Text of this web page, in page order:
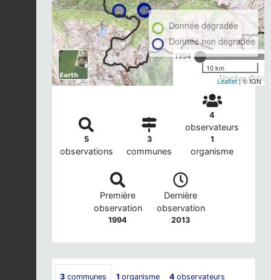
1994
Nombre
Donnée dégradée
Donnée non dégradée
10 km
Leaflet| © IGN
5
observations
3
communes
4
observateurs
1
organisme
Première
observation
1994
Dernière
observation
2013
3 communes 1 organisme 4 observateurs